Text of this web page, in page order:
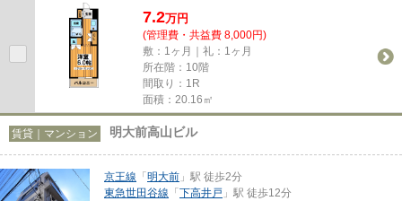
7.2万円
(管理費・共益費 8,000円)
敷：1ヶ月｜礼：1ヶ月
所在階：10階
間取り：1R
面積：20.16㎡
賃貸｜マンション 明大前高山ビル
京王線 「明大前 」駅 徒歩2分
東急世田谷線 「下高井戸 」駅 徒歩12分